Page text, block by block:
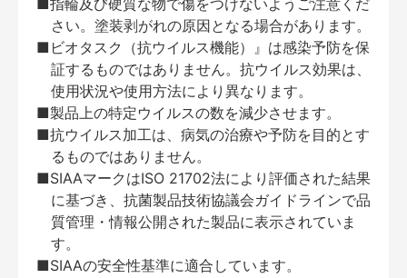
■指輪及び硬質な物で傷をつけないようご注意くだ
さい。塗装剥がれの原因となる場合があります。
■ビオタスク（抗ウイルス機能）』は感染予防を保
証するものではありません。抗ウイルス効果は、
使用状況や使用方法により異なります。
■製品上の特定ウイルスの数を減少させます。
■抗ウイルス加工は、病気の治療や予防を目的とす
るものではありません。
■SIAAマークはISO 21702法により評価された結果
に基づき、抗菌製品技術協議会ガイドラインで品
質管理・情報公開された製品に表示されていま
す。
■SIAAの安全性基準に適合しています。